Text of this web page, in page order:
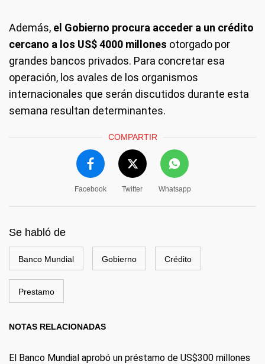
Además, el Gobierno procura acceder a un crédito
cercano a los US$ 4000 millones otorgado por
grandes bancos privados. Para concretar esa
operación, los avales de los organismos
internacionales que serán discutidos durante esta
semana resultan determinantes.
COMPARTIR
Facebook Twitter Whatsapp
Se habló de
Banco Mundial Gobierno Crédito
Prestamo
NOTAS RELACIONADAS
El Banco Mundial aprobó un préstamo de US$300 millones